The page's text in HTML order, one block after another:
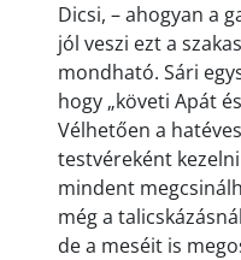
Dicsi, – ahogyan a
jól veszi ezt a
mondható. Sári
hogy „követi Apát
Vélhetően a
testvéreként
mindent
még a
de a meséit is